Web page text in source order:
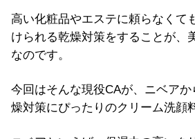
高い化粧品やエステに頼らなくて
けられる乾燥対策をすることが、
なのです。
今回はそんな現役CAが、ニベア
燥対策にぴったりのクリーム洗顔